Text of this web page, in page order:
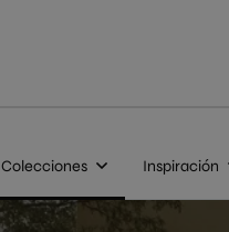
Colecciones Inspiración